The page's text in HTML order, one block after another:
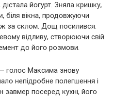
йогурт. Зняла кришку,
біля вікна, продовжуючи
за склом. Дощ посилився.
відливу, створюючи свій
до його розмови.
голос Максима знову
непідробне полегшення і
завмер посеред кухні, його